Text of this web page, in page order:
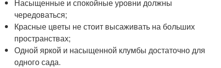
Насыщенные и спокойные уровни должны
чередоваться;
Красные цветы не стоит высаживать на больших
пространствах;
Одной яркой и насыщенной клумбы достаточно для
одного сада.